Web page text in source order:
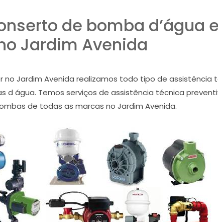
de bomba d’água
Jardim Avenida
no Jardim Avenida realizamos todo tipo de assistência
água. Temos serviços de assistência técnica
de todas as marcas no Jardim Avenida.